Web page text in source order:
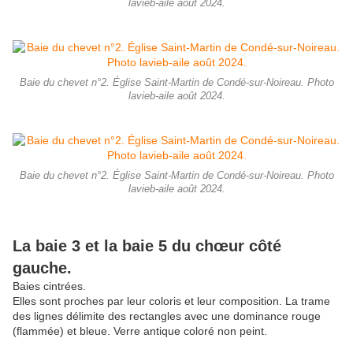
lavieb-aile août 2024.
Baie du chevet n°2. Église Saint-Martin de Condé-sur-Noireau. Photo
lavieb-aile août 2024.
Baie du chevet n°2. Église Saint-Martin de Condé-sur-Noireau. Photo
lavieb-aile août 2024.
La baie 3 et la baie 5 du chœur côté
gauche.
Baies cintrées.
Elles sont proches par leur coloris et leur composition. La trame
des lignes délimite des rectangles avec une dominance rouge
(flammée) et bleue. Verre antique coloré non peint.